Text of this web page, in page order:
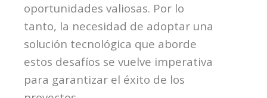
oportunidades valiosas. Por lo
tanto, la necesidad de adoptar una
solución tecnológica que aborde
estos desafíos se vuelve imperativa
para garantizar el éxito de los